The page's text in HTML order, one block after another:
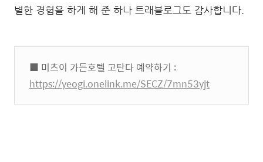
별한 경험을 하게 해 준 하나 트래블로그도 감사합니다.
■ 미츠이 가든호텔 고탄다 예약하기 :
https://yeogi.onelink.me/SECZ/7mn53yjt